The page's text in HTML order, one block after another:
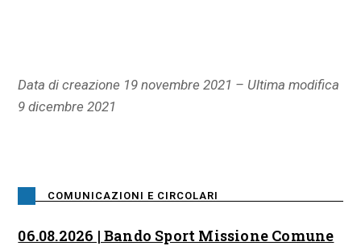
Data di creazione 19 novembre 2021 – Ultima modifica
9 dicembre 2021
COMUNICAZIONI E CIRCOLARI
06.08.2026 | Bando Sport Missione Comune